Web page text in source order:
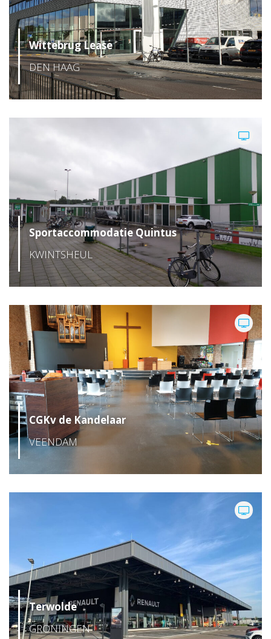
Wittebrug Lease
DEN HAAG
Sportaccommodatie Quintus
KWINTSHEUL
CGKv de Kandelaar
VEENDAM
Terwolde
GRONINGEN